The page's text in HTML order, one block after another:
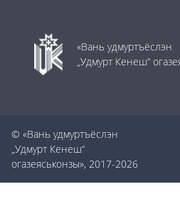
«Вань удмуртъёслэн
„Удмурт Кенеш“
© «Вань удмуртъёслэн
„Удмурт Кенеш“
огазеяськонзы», 2017-2026